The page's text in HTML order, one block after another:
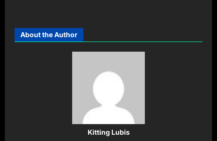
About the Author
Kitting Lubis